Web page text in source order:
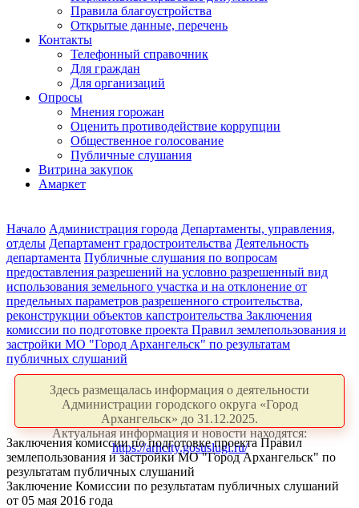
Правила благоустройства
Открытые данные, перечень
Контакты
Телефонный справочник
Для граждан
Для организаций
Опросы
Мнения горожан
Оценить противодействие коррупции
Общественное голосование
Публичные слушания
Витрина закупок
Амаркет
Начало Администрация города Департаменты, управления,
отделы Департамент градостроительства Деятельность
департамента Публичные слушания по вопросам
предоставления разрешений на условно разрешенный вид
использования земельного участка и на отклонение от
предельных параметров разрешенного строительства,
реконструкции объектов капстроительства Заключения
комиссии по подготовке проекта Правил землепользования и
застройки МО "Город Архангельск" по результатам
публичных слушаний
Здесь размещалась информация о деятельности
Администрации городского округа «Город
Архангельск» до 31.12.2025.
Актуальная информация и новости находятся:
https://arhcity.gosuslugi.ru/
Заключения комиссии по подготовке проекта Правил
землепользования и застройки МО "Город Архангельск" по
результатам публичных слушаний
Заключение Комиссии по результатам публичных слушаний
от 05 мая 2016 года